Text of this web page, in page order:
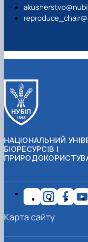
НАЦІОНАЛЬНИЙ
БІОРЕСУРСІВ І
Карта сайту